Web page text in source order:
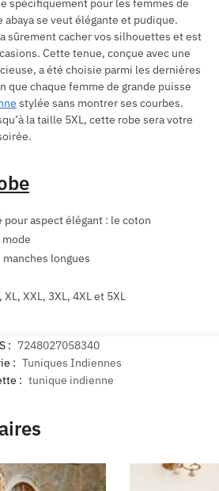
spécifiquement pour les femmes de
se veut élégante et pudique.
sûrement cacher vos silhouettes et est
Cette tenue, conçue avec une
a été choisie parmi les dernières
que chaque femme de grande puisse
stylée sans montrer ses courbes.
la taille 5XL, cette robe sera votre
aspect élégant : le coton
manches longues
XXL, 3XL, 4XL et 5XL
: 7248027058340
: Tuniques Indiennes
: tunique indienne